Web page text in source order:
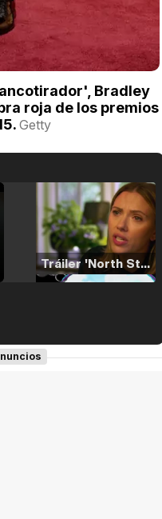
Bradley
roja de los premios
Getty
Tráiler 'North Star' (2023)
Tráiler en español de 'La isla olvidada'